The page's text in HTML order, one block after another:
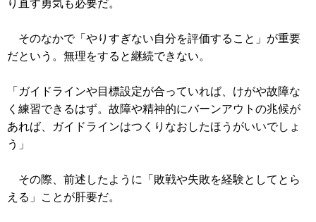
り直す勇気も必要だ。
そのなかで「やりすぎない自分を評価すること」が重要
だという。無理をすると継続できない。
「ガイドラインや目標設定が合っていれば、けがや故障な
く練習できるはず。故障や精神的にバーンアウトの兆候が
あれば、ガイドラインはつくりなおしたほうがいいでしょ
う」
その際、前述したように「敗戦や失敗を経験としてとら
える」ことが肝要だ。